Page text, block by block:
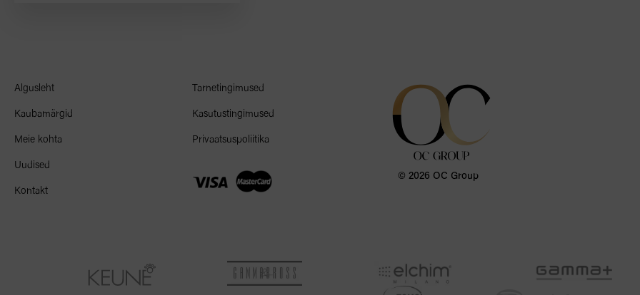
Algusleht
Kaubamärgid
Meie kohta
Uudised
Kontakt
Tarnetingimused
Kasutustingimused
Privaatsuspoliitika
© 2026 OC Group